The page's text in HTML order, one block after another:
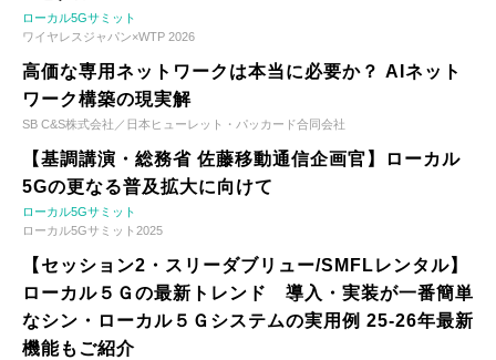
ローカル5Gサミット
ワイヤレスジャパン×WTP 2026
高価な専用ネットワークは本当に必要か？ AIネット
ワーク構築の現実解
SB C&S株式会社／日本ヒューレット・パッカード合同会社
【基調講演・総務省 佐藤移動通信企画官】ローカル
5Gの更なる普及拡大に向けて
ローカル5Gサミット
ローカル5Gサミット2025
【セッション2・スリーダブリュー/SMFLレンタル】
ローカル５Ｇの最新トレンド 導入・実装が一番簡単
なシン・ローカル５Ｇシステムの実用例 25-26年最新
機能もご紹介